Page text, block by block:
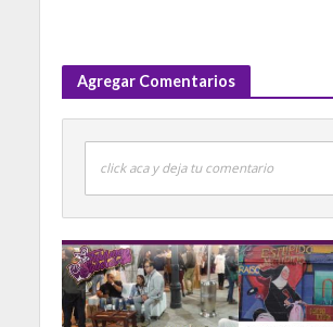
Agregar Comentarios
click aca y deja tu comentario